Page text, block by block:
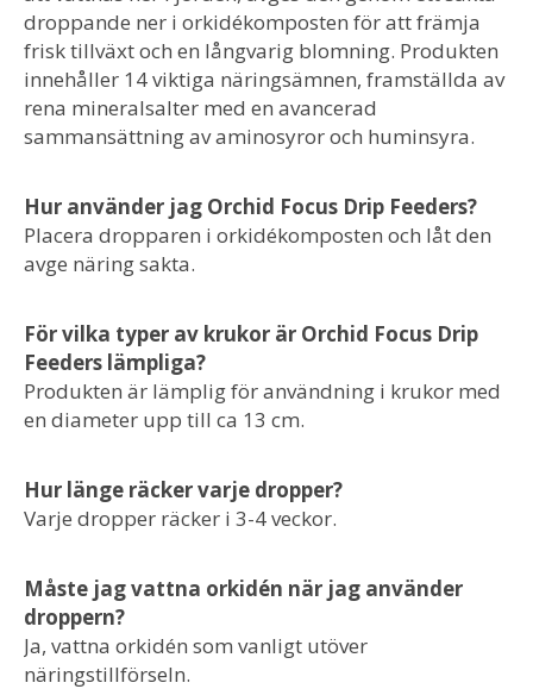
droppande ner i orkidékomposten för att främja
frisk tillväxt och en långvarig blomning. Produkten
innehåller 14 viktiga näringsämnen, framställda av
rena mineralsalter med en avancerad
sammansättning av aminosyror och huminsyra.
Hur använder jag Orchid Focus Drip Feeders?
Placera dropparen i orkidékomposten och låt den
avge näring sakta.
För vilka typer av krukor är Orchid Focus Drip
Feeders lämpliga?
Produkten är lämplig för användning i krukor med
en diameter upp till ca 13 cm.
Hur länge räcker varje dropper?
Varje dropper räcker i 3-4 veckor.
Måste jag vattna orkidén när jag använder
droppern?
Ja, vattna orkidén som vanligt utöver
näringstillförseln.